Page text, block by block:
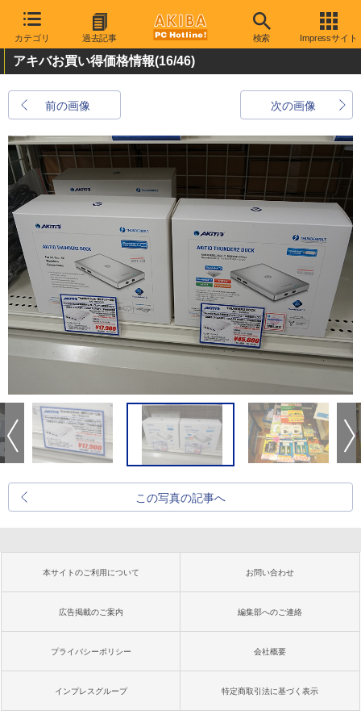
カテゴリ 過去記事 検索 Impressサイト
アキバお買い得価格情報(16/46)
前の画像 次の画像
この写真の記事へ
本サイトのご利用について お問い合わせ
広告掲載のご案内 編集部へのご連絡
プライバシーポリシー 会社概要
インプレスグループ 特定商取引法に基づく表示